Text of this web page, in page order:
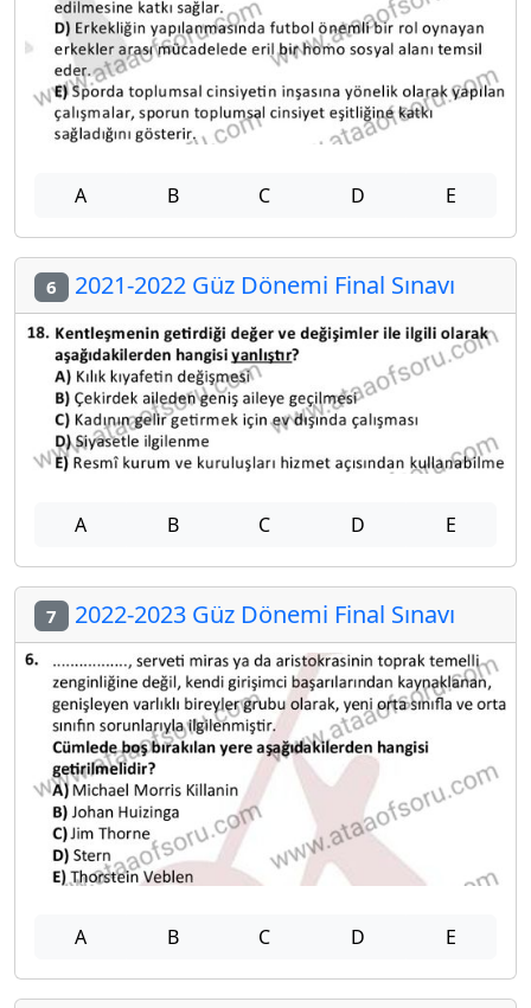
A B C D E
6 2021-2022 Güz Dönemi Final Sınavı
A B C D E
7 2022-2023 Güz Dönemi Final Sınavı
A B C D E